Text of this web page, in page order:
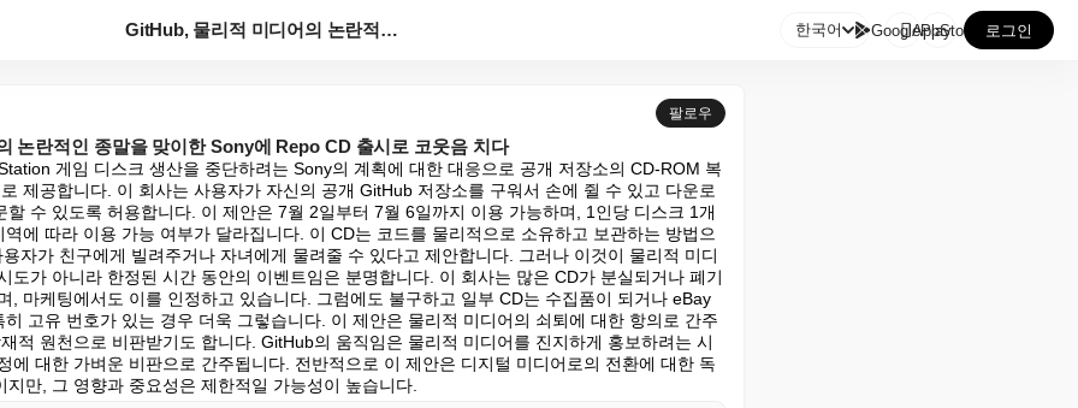
GitHub, 물리적 미디어의 논란적인 종말을 맞이한 ... 한국어 GooglePlay
AppStore 로그인
팔로우
논란적인 종말을 맞이한 Sony에 Repo CD 출시로 코웃음 치다
게임 디스크 생산을 중단하려는 Sony의 계획에 대한 대응으로 공개 저장소의 CD-ROM 복
제공합니다. 이 회사는 사용자가 자신의 공개 GitHub 저장소를 구워서 손에 쥘 수 있고 다운로
할 수 있도록 허용합니다. 이 제안은 7월 2일부터 7월 6일까지 이용 가능하며, 1인당 디스크 1개
에 따라 이용 가능 여부가 달라집니다. 이 CD는 코드를 물리적으로 소유하고 보관하는 방법으
자가 친구에게 빌려주거나 자녀에게 물려줄 수 있다고 제안합니다. 그러나 이것이 물리적 미디
도가 아니라 한정된 시간 동안의 이벤트임은 분명합니다. 이 회사는 많은 CD가 분실되거나 폐기
, 마케팅에서도 이를 인정하고 있습니다. 그럼에도 불구하고 일부 CD는 수집품이 되거나 eBay
고유 번호가 있는 경우 더욱 그렇습니다. 이 제안은 물리적 미디어의 쇠퇴에 대한 항의로 간주
적 원천으로 비판받기도 합니다. GitHub의 움직임은 물리적 미디어를 진지하게 홍보하려는 시
에 대한 가벼운 비판으로 간주됩니다. 전반적으로 이 제안은 디지털 미디어로의 전환에 대한 독
지만, 그 영향과 중요성은 제한적일 가능성이 높습니다.